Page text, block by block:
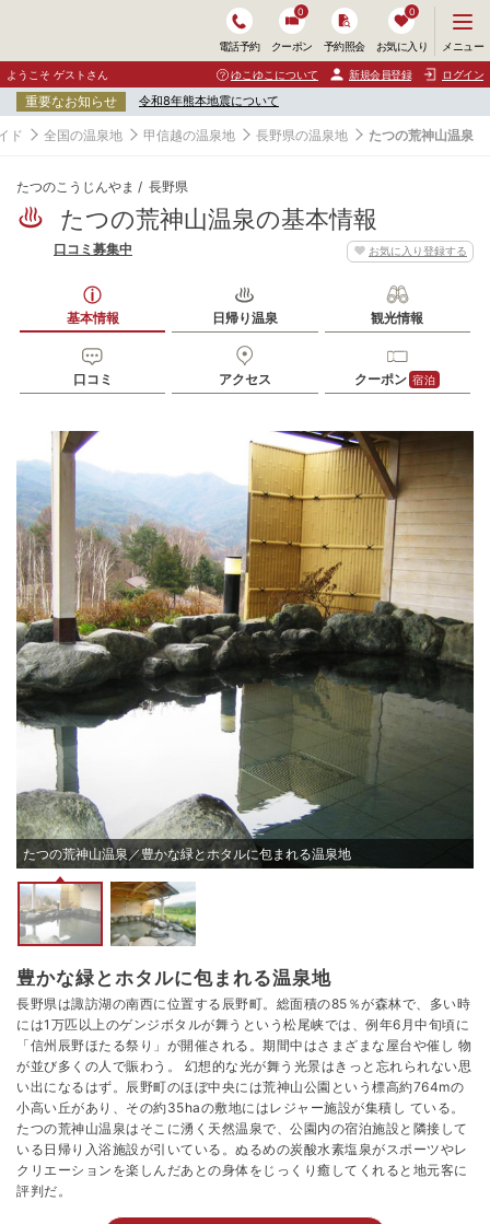
電話予約 クーポン
0
予約照会 お気に入り
0
ニ
ュ
ー
開
く
メニュー
ようこそ ゲストさん ゆこゆこについて 新規会員登録 ログイン
重要なお知らせ 令和8年熊本地震について
ド 全国の温泉地 甲信越の温泉地 長野県の温泉地 たつの荒神山温泉
たつのこうじんやま 長野県
たつの荒神山温泉の基本情報
お気に入り登録する
口コミ募集中
基本情報 日帰り温泉 観光情報
口コミ アクセス クーポン 宿泊
たつの荒神山温泉／豊かな緑とホタルに包まれる温泉地
豊かな緑とホタルに包まれる温泉地
長野県は諏訪湖の南西に位置する辰野町。総面積の85％が森林で、多い時
には1万匹以上のゲンジボタルが舞うという松尾峡では、例年6月中旬頃に
「信州辰野ほたる祭り」が開催される。期間中はさまざまな屋台や催し 物
が並び多くの人で賑わう。 幻想的な光が舞う光景はきっと忘れられない思
い出になるはず。辰野町のほぼ中央には荒神山公園という標高約764mの
小高い丘があり、その約35haの敷地にはレジャー施設が集積し ている。
たつの荒神山温泉はそこに湧く天然温泉で、公園内の宿泊施設と隣接して
いる日帰り入浴施設が引いている。ぬるめの炭酸水素塩泉がスポーツやレ
クリエーションを楽しんだあとの身体をじっくり癒してくれると地元客に
評判だ。